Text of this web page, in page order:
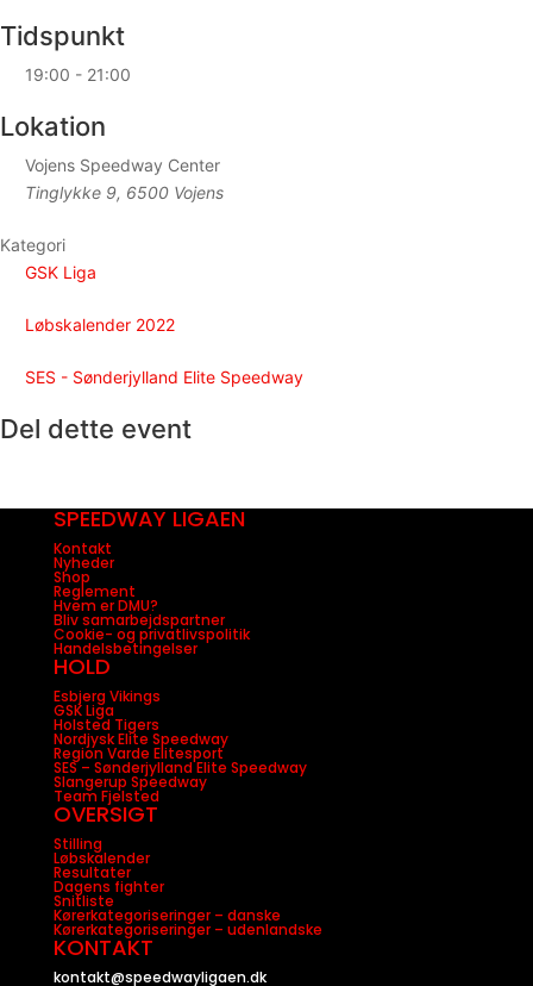
Tidspunkt
19:00 - 21:00
Lokation
Vojens Speedway Center
Tinglykke 9, 6500 Vojens
Kategori
GSK Liga
Løbskalender 2022
SES - Sønderjylland Elite Speedway
Del dette event
SPEEDWAY LIGAEN
Kontakt
Nyheder
Shop
Reglement
Hvem er DMU?
Bliv samarbejdspartner
Cookie- og privatlivspolitik
Handelsbetingelser
HOLD
Esbjerg Vikings
GSK Liga
Holsted Tigers
Nordjysk Elite Speedway
Region Varde Elitesport
SES – Sønderjylland Elite Speedway
Slangerup Speedway
Team Fjelsted
OVERSIGT
Stilling
Løbskalender
Resultater
Dagens fighter
Snitliste
Kørerkategoriseringer – danske
Kørerkategoriseringer – udenlandske
KONTAKT
kontakt@speedwayligaen.dk